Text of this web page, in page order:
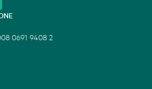
0691 9408 2